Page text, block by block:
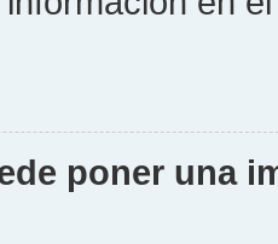
poner una